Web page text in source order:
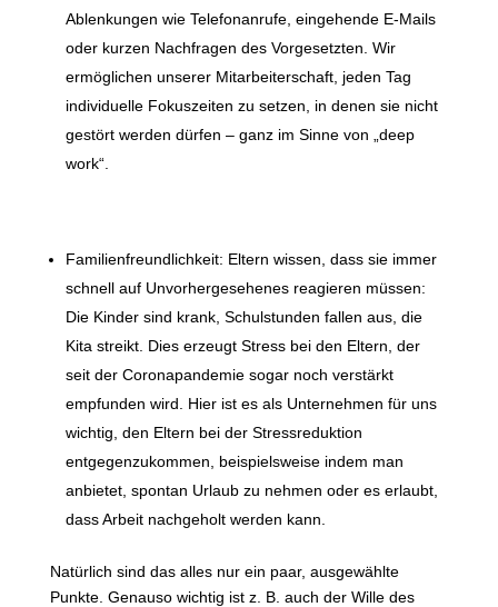
Ablenkungen wie Telefonanrufe, eingehende E-Mails
oder kurzen Nachfragen des Vorgesetzten. Wir
ermöglichen unserer Mitarbeiterschaft, jeden Tag
individuelle Fokuszeiten zu setzen, in denen sie nicht
gestört werden dürfen – ganz im Sinne von „deep
work“.
Familienfreundlichkeit: Eltern wissen, dass sie immer
schnell auf Unvorhergesehenes reagieren müssen:
Die Kinder sind krank, Schulstunden fallen aus, die
Kita streikt. Dies erzeugt Stress bei den Eltern, der
seit der Coronapandemie sogar noch verstärkt
empfunden wird. Hier ist es als Unternehmen für uns
wichtig, den Eltern bei der Stressreduktion
entgegenzukommen, beispielsweise indem man
anbietet, spontan Urlaub zu nehmen oder es erlaubt,
dass Arbeit nachgeholt werden kann.
Natürlich sind das alles nur ein paar, ausgewählte
Punkte. Genauso wichtig ist z. B. auch der Wille des